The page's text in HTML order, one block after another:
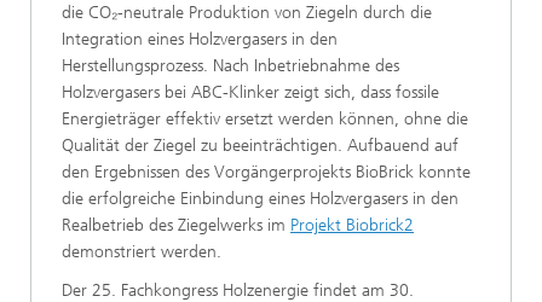
die CO₂-neutrale Produktion von Ziegeln durch die
Integration eines Holzvergasers in den
Herstellungsprozess. Nach Inbetriebnahme des
Holzvergasers bei ABC-Klinker zeigt sich, dass fossile
Energieträger effektiv ersetzt werden können, ohne die
Qualität der Ziegel zu beeinträchtigen. Aufbauend auf
den Ergebnissen des Vorgängerprojekts BioBrick konnte
die erfolgreiche Einbindung eines Holzvergasers in den
Realbetrieb des Ziegelwerks im Projekt Biobrick2
demonstriert werden.
Der 25. Fachkongress Holzenergie findet am 30.